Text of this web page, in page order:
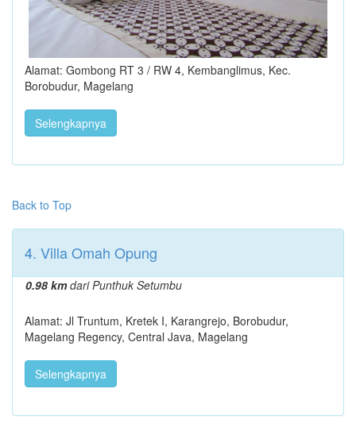
Alamat: Gombong RT 3 / RW 4, Kembanglimus, Kec.
Borobudur, Magelang
Selengkapnya
Back to Top
4. Villa Omah Opung
0.98 kmdari Punthuk Setumbu
Alamat: Jl Truntum, Kretek I, Karangrejo, Borobudur,
Magelang Regency, Central Java, Magelang
Selengkapnya